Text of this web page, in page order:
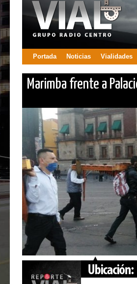
Portada Noticias Vialidades
Marimba frente a